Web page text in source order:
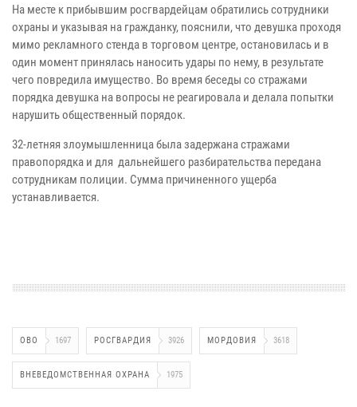
На месте к прибывшим росгвардейцам обратились сотрудники
охраны и указывая на гражданку, пояснили, что девушка проходя
мимо рекламного стенда в торговом центре, остановилась и в
один момент принялась наносить удары по нему, в результате
чего повредила имущество. Во время беседы со стражами
порядка девушка на вопросы не реагировала и делала попытки
нарушить общественный порядок.
32-летняя злоумышленница была задержана стражами
правопорядка и для дальнейшего разбирательства передана
сотрудникам полиции. Сумма причиненного ущерба
устанавливается.
ОВО 1697 РОСГВАРДИЯ 3926 МОРДОВИЯ 3618
ВНЕВЕДОМСТВЕННАЯ ОХРАНА 1975